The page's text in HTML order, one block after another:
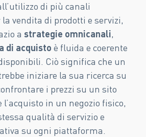
di più canali
vendita di prodotti e servizi,
a strategie omnicanali,
di acquisto è fluida e coerente
Ciò significa che un
iniziare la sua ricerca su
i prezzi su un sito
l’acquisto in un negozio fisico,
qualità di servizio e
su ogni piattaforma.